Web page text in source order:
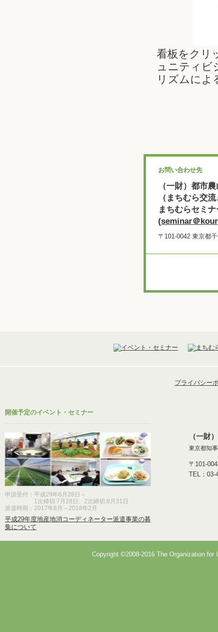
看板をクリ
ュニティビ
リズムによ
お問い合わせ先
（一財）都市
（まちむら交
まちむらセミ
(seminar＠
〒101-0042 東京都
プライバシー
開催予定のイベント・セミナー
申請受付：平成29年6月28日～
1次締切:7月28日、2次締切:8月31日
派遣時期：2017年8月～2018年2月
平成29年度地産地消コーディネーター派遣事業の募
集について
（一財
東京都知
〒101-
TEL：
Copyright ©2008-2016 The Organization for